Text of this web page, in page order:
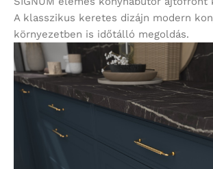
A klasszikus keretes dizájn modern
környezetben is időtálló megoldás.